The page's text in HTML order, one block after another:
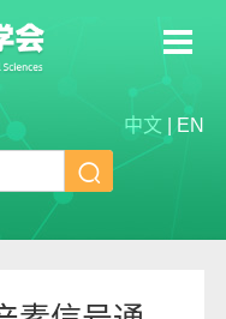
中文 EN
